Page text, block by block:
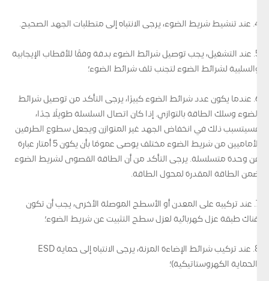
5. عند التشغيل، يجب توصيل شرائط الضوء بدقة وفقًا للأقطاب الإيجابية
والسلبية لشرائط الضوء لتجنب تلف شرائط الضوء؛
6. عندما يكون عدد شرائط الضوء كبيرًا، يرجى التأكد من توصيل شرائط
الضوء وسلك الطاقة بالتوازي. إذا كان اتصال السلسلة طويلًا جدًا،
فسيتسبب ذلك في انخفاض الجهد غير المتوازن ويجعل سطوع الطرفين
الأماميين من شريط الضوء مختلف يوصى عمومًا بأن يكون 5 أمتار عبارة
عن وحدة متسلسلة. يرجى التأكد من أن الطاقة القصوى لشريط الضوء
ضمن الطاقة المقدرة لمحول الطاقة.
7. عند تركيبه على المعدن أو الأسطح الموصلة الأخرى، يجب أن تكون
هناك طبقة عزل كهربائية لعزل سطح التثبيت عن شريط الضوء؛
8. عند تركيب شرائط الإضاءة المرنة، يرجى الانتباه إلى حماية ESD
(الحماية الكهروستاتيكية)؛